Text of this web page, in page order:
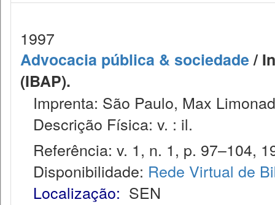
1997
Advocacia pública & sociedade/
(IBAP).
Imprenta: São Paulo, Max
Descrição Física: v. : il.
Referência: v. 1, n. 1, p. 97–104,
Disponibilidade: Rede Virtual de
Localização: SEN